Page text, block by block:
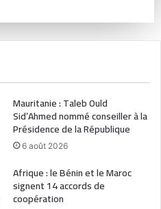
Mauritanie : Taleb Ould
Sid’Ahmed nommé conseiller à la
Présidence de la République
6 août 2026
Afrique : le Bénin et le Maroc
signent 14 accords de
coopération